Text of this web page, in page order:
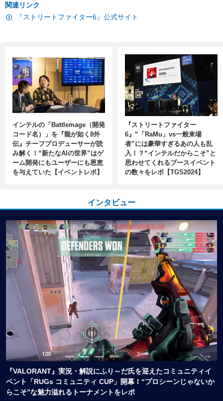
関連リンク
『ストリートファイター6』公式サイト
インテルの「Battlemage（開発
コード名）」を『龍が如く8外
伝』チーフプロデューサーが読
み解く！“新たなAIの世界”はゲ
ーム開発にもユーザーにも恩恵
を与えていた【イベントレポ】
『ストリートファイター
6』“「RaMu」vs一般来場
者”には豪華すぎるあの人も乱
入！？“インテルだからこそ”と
思わせてくれるブースイベント
の数々をレポ【TGS2024】
インタビュー
『VALORANT』実況・解説にふり～だ氏を迎えたコミュニティイ
ベント「RUGs コミュニティ CUP」開幕！“プロシーンじゃないか
らこそ”な魅力溢れるトーナメントをレポ